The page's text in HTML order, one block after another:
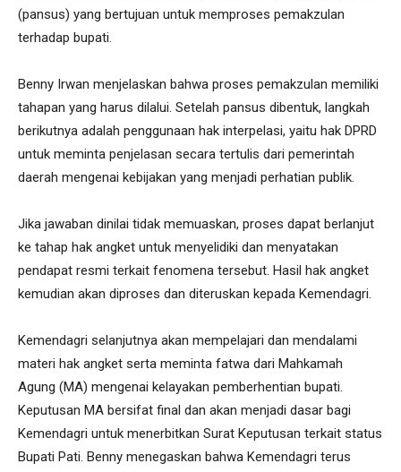
(pansus) yang bertujuan untuk memproses pemakzulan
terhadap bupati.
Benny Irwan menjelaskan bahwa proses pemakzulan memiliki
tahapan yang harus dilalui. Setelah pansus dibentuk, langkah
berikutnya adalah penggunaan hak interpelasi, yaitu hak DPRD
untuk meminta penjelasan secara tertulis dari pemerintah
daerah mengenai kebijakan yang menjadi perhatian publik.
Jika jawaban dinilai tidak memuaskan, proses dapat berlanjut
ke tahap hak angket untuk menyelidiki dan menyatakan
pendapat resmi terkait fenomena tersebut. Hasil hak angket
kemudian akan diproses dan diteruskan kepada Kemendagri.
Kemendagri selanjutnya akan mempelajari dan mendalami
materi hak angket serta meminta fatwa dari Mahkamah
Agung (MA) mengenai kelayakan pemberhentian bupati.
Keputusan MA bersifat final dan akan menjadi dasar bagi
Kemendagri untuk menerbitkan Surat Keputusan terkait status
Bupati Pati. Benny menegaskan bahwa Kemendagri terus